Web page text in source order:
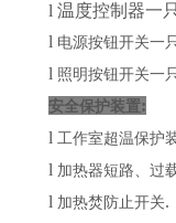
l温度控制器一
l 电源按钮开关一
l 照明按钮开关一
安全保护装置:
l 工作室超温保护
l 加热器短路、过
l 加热焚防止开关.